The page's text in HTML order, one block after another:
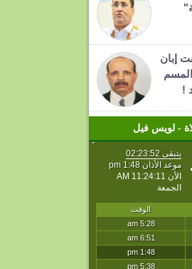
إبان
!
- لويس فيل